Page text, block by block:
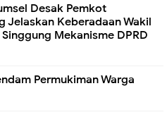
Desak Pemkot
Jelaskan Keberadaan Wakil
Mekanisme DPRD
Permukiman Warga